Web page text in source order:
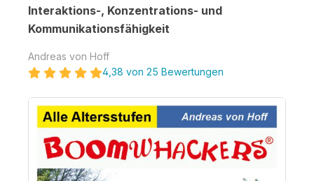
Interaktions-, Konzentrations- und
Kommunikationsfähigkeit
Andreas von Hoff
4,38 von 25 Bewertungen
Bildergalerie überspringen